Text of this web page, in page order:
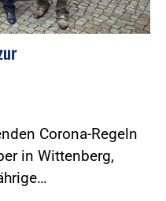
Corona-Regeln
in Wittenberg,